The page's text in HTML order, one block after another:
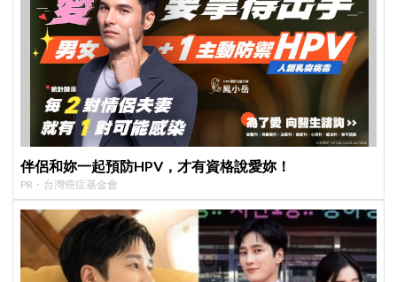
伴侶和妳一起預防HPV，才有資格說愛妳！
PR・台灣癌症基金會